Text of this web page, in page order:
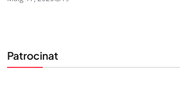
Patrocinat